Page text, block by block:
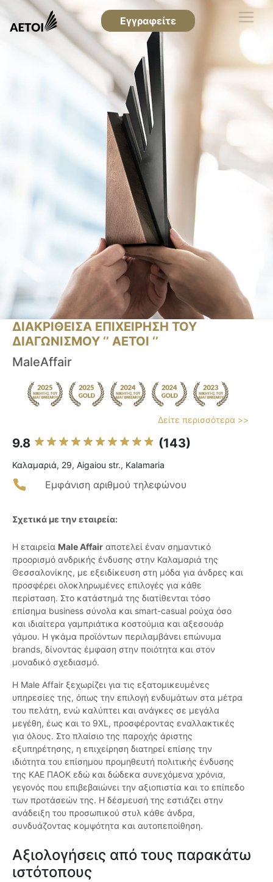
Εγγραφείτε
ΔΙΑΚΡΙΘΕΙΣΑ ΕΠΙΧΕΙΡΗΣΗ ΤΟΥ
ΔΙΑΓΩΝΙΣΜΟΥ ‘’ ΑΕΤΟΙ ‘’
MaleAffair
Δείτε περισσότερα >>
9.8 (143)
Καλαμαριά, 29, Aigaiou str., Kalamaria
Εμφάνιση αριθμού τηλεφώνου
Σχετικά με την εταιρεία:
Η εταιρεία Male Affair αποτελεί έναν σημαντικό
προορισμό ανδρικής ένδυσης στην Καλαμαριά της
Θεσσαλονίκης, με εξειδίκευση στη μόδα για άνδρες και
προσφέρει ολοκληρωμένες επιλογές για κάθε
περίσταση. Στο κατάστημά της διατίθενται τόσο
επίσημα business σύνολα και smart-casual ρούχα όσο
και ιδιαίτερα γαμπριάτικα κοστούμια και αξεσουάρ
γάμου. Η γκάμα προϊόντων περιλαμβάνει επώνυμα
brands, δίνοντας έμφαση στην ποιότητα και στον
μοναδικό σχεδιασμό.
Η Male Affair ξεχωρίζει για τις εξατομικευμένες
υπηρεσίες της, όπως την επιλογή ενδυμάτων στα μέτρα
του πελάτη, ενώ καλύπτει και ανάγκες σε μεγάλα
μεγέθη, έως και το 9XL, προσφέροντας εναλλακτικές
για όλους. Στο πλαίσιο της παροχής άριστης
εξυπηρέτησης, η επιχείρηση διατηρεί επίσης την
ιδιότητα του επίσημου προμηθευτή πολιτικής ένδυσης
της ΚΑΕ ΠΑΟΚ εδώ και δώδεκα συνεχόμενα χρόνια,
γεγονός που επιβεβαιώνει την αξιοπιστία και το επίπεδο
των προτάσεών της. Η δέσμευσή της εστιάζει στην
ανάδειξη του προσωπικού στυλ κάθε άνδρα,
συνδυάζοντας κομψότητα και αυτοπεποίθηση.
Αξιολογήσεις από τους παρακάτω
ιστότοπους